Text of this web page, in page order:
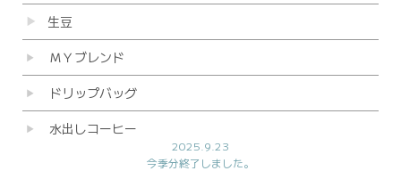
生豆
ＭＹブレンド
ドリップバッグ
水出しコーヒー
2025.9.23
今季分終了しました。